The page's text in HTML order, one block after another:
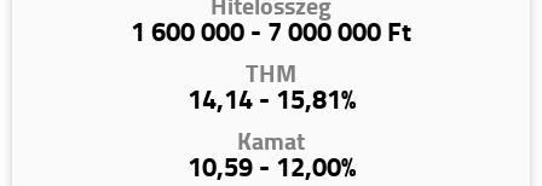
1 600 000 - 7 000 000 Ft
THM
14,14 - 15,81%
Kamat
10,59 - 12,00%